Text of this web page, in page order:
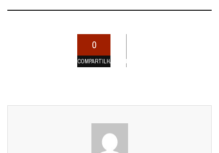
0
COMPARTILHAMENTOS